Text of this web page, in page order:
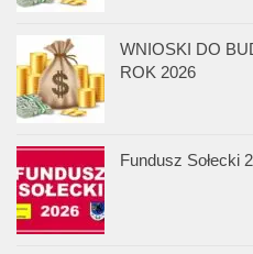
WNIOSKI DO
ROK 2026
Fundusz Sołecki